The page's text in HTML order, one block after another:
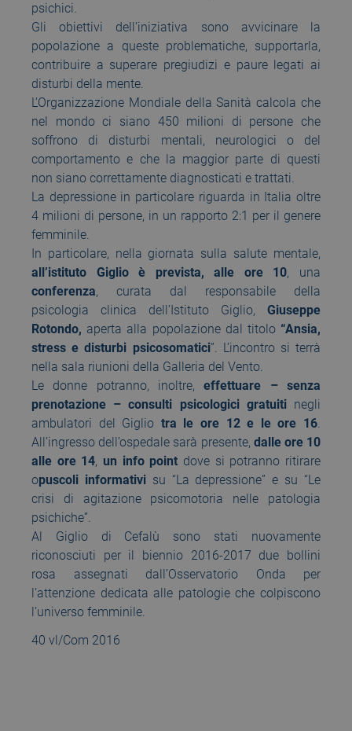
psichici.
Gli obiettivi dell’iniziativa sono avvicinare la
popolazione a queste problematiche, supportarla,
contribuire a superare pregiudizi e paure legati ai
disturbi della mente.
L’Organizzazione Mondiale della Sanità calcola che
nel mondo ci siano 450 milioni di persone che
soffrono di disturbi mentali, neurologici o del
comportamento e che la maggior parte di questi
non siano correttamente diagnosticati e trattati.
La depressione in particolare riguarda in Italia oltre
4 milioni di persone, in un rapporto 2:1 per il genere
femminile.
In particolare, nella giornata sulla salute mentale,
all’istituto Giglio è prevista, alle ore 10, una
conferenza, curata dal responsabile della
psicologia clinica dell’Istituto Giglio, Giuseppe
Rotondo, aperta alla popolazione dal titolo “Ansia,
stress e disturbi psicosomatici”. L’incontro si terrà
nella sala riunioni della Galleria del Vento.
Le donne potranno, inoltre, effettuare – senza
prenotazione – consulti psicologici gratuitinegli
ambulatori del Giglio tra le ore 12 e le ore 16.
All’ingresso dell’ospedale sarà presente, dalle ore 10
alle ore 14, un info point dove si potranno ritirare
opuscoli informativisu “La depressione” e su “Le
crisi di agitazione psicomotoria nelle patologia
psichiche”.
Al Giglio di Cefalù sono stati nuovamente
riconosciuti per il biennio 2016-2017 due bollini
rosa assegnati dall’Osservatorio Onda per
l’attenzione dedicata alle patologie che colpiscono
l’universo femminile.
40 vl/Com 2016